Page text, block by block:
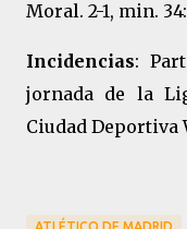
Moral. 2-1, min.
Incidencias:
jornada de la
Ciudad Deportiva